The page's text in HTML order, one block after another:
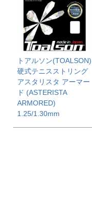
トアルソン(TOALSON)
硬式テニスストリング
アスタリスタ アーマー
ド (ASTERISTA
ARMORED)
1.25/1.30mm